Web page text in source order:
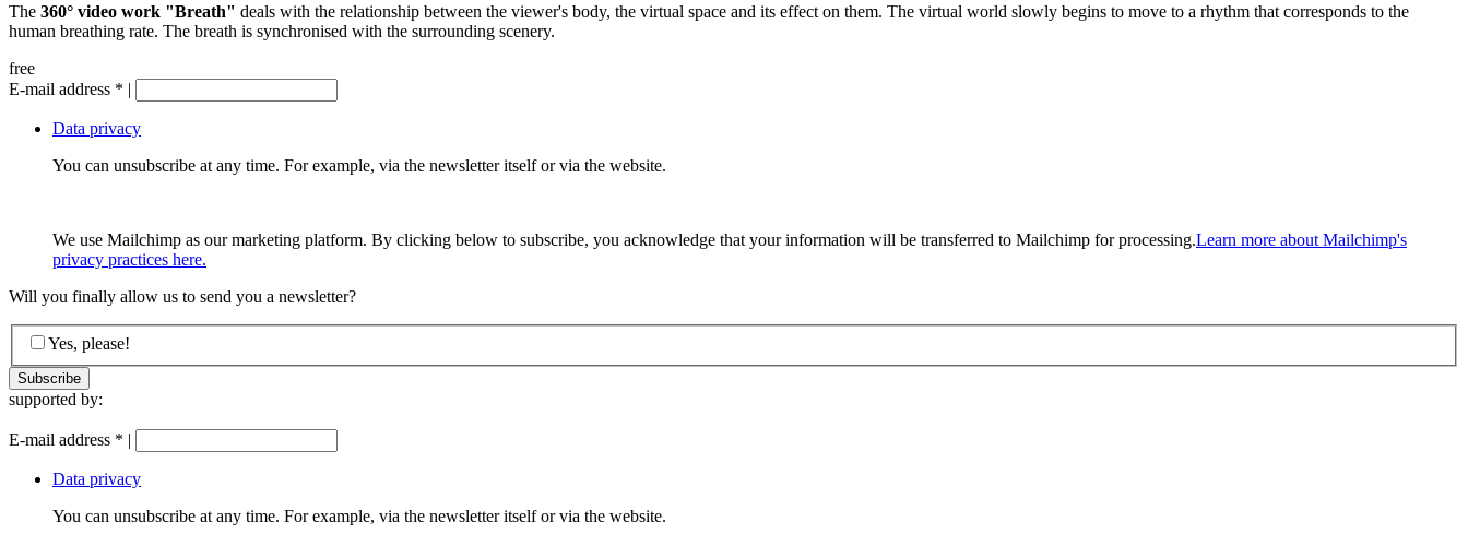
The 360° video work "Breath" deals with the relationship between the viewer's body, the virtual space and its effect on them. The virtual world slowly begins to move to a rhythm that corresponds to the
human breathing rate. The breath is synchronised with the surrounding scenery.
free
E-mail address * |
Data privacy
You can unsubscribe at any time. For example, via the newsletter itself or via the website.
We use Mailchimp as our marketing platform. By clicking below to subscribe, you acknowledge that your information will be transferred to Mailchimp for processing.Learn more about Mailchimp's
privacy practices here.
Will you finally allow us to send you a newsletter?
Yes, please!
supported by:
E-mail address * |
Data privacy
You can unsubscribe at any time. For example, via the newsletter itself or via the website.